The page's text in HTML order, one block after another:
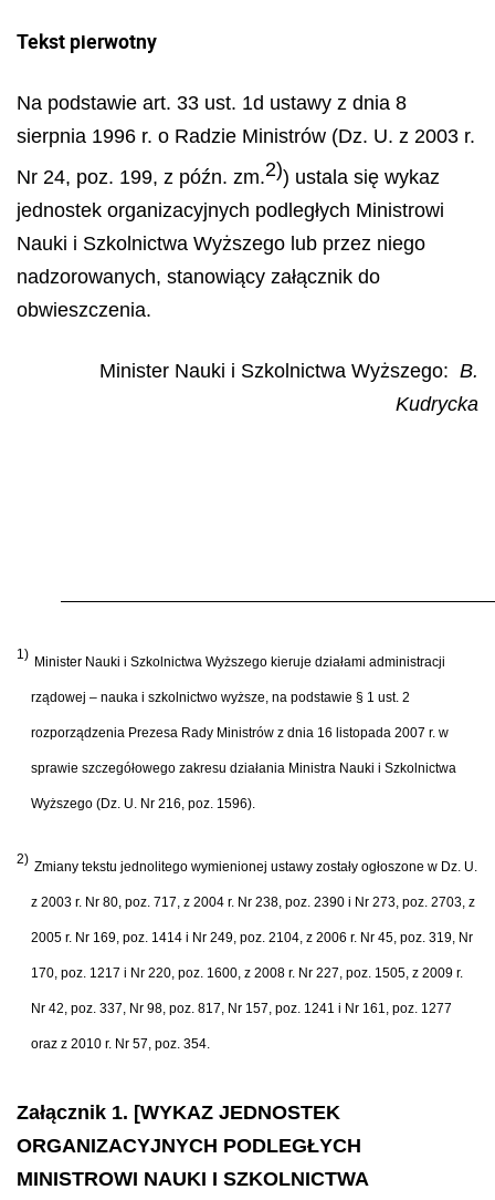
Tekst pierwotny
Na podstawie art. 33 ust. 1d ustawy z dnia 8
sierpnia 1996 r. o Radzie Ministrów (Dz. U. z 2003 r.
Nr 24, poz. 199, z późn. zm.2)) ustala się wykaz
jednostek organizacyjnych podległych Ministrowi
Nauki i Szkolnictwa Wyższego lub przez niego
nadzorowanych, stanowiący załącznik do
obwieszczenia.
Minister Nauki i Szkolnictwa Wyższego: B.
Kudrycka
1) Minister Nauki i Szkolnictwa Wyższego kieruje działami administracji
rządowej – nauka i szkolnictwo wyższe, na podstawie § 1 ust. 2
rozporządzenia Prezesa Rady Ministrów z dnia 16 listopada 2007 r. w
sprawie szczegółowego zakresu działania Ministra Nauki i Szkolnictwa
Wyższego (Dz. U. Nr 216, poz. 1596).
2) Zmiany tekstu jednolitego wymienionej ustawy zostały ogłoszone w Dz. U.
z 2003 r. Nr 80, poz. 717, z 2004 r. Nr 238, poz. 2390 i Nr 273, poz. 2703, z
2005 r. Nr 169, poz. 1414 i Nr 249, poz. 2104, z 2006 r. Nr 45, poz. 319, Nr
170, poz. 1217 i Nr 220, poz. 1600, z 2008 r. Nr 227, poz. 1505, z 2009 r.
Nr 42, poz. 337, Nr 98, poz. 817, Nr 157, poz. 1241 i Nr 161, poz. 1277
oraz z 2010 r. Nr 57, poz. 354.
Załącznik 1. [WYKAZ JEDNOSTEK
ORGANIZACYJNYCH PODLEGŁYCH
MINISTROWI NAUKI I SZKOLNICTWA